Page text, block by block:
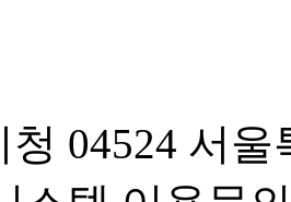
04524 서